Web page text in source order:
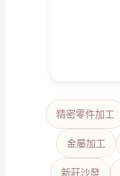
精密零件加工
金屬加工
新莊沙發